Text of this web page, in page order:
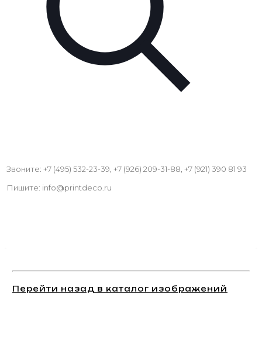
Звоните: +7 (495) 532-23-39, +7 (926) 209-31-88, +7 (921) 390 81 93
Пишите: info@printdeco.ru
Перейти назад в каталог изображений